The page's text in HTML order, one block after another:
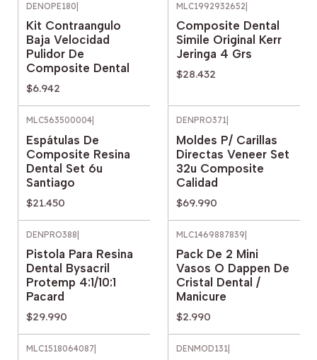
DENOPE180
Kit Contraangulo
Baja Velocidad
Pulidor De
Composite Dental
$6.942
MLC1992932652
Composite Dental
Simile Original Kerr
Jeringa 4 Grs
$28.432
MLC563500004
Espátulas De
Composite Resina
Dental Set 6u
Santiago
$21.450
DENPRO371
Moldes P/ Carillas
Directas Veneer Set
32u Composite
Calidad
$69.990
DENPRO388
Pistola Para Resina
Dental Bysacril
Protemp 4:1/10:1
Pacard
$29.990
MLC1469887839
Pack De 2 Mini
Vasos O Dappen De
Cristal Dental /
Manicure
$2.990
MLC1518064087 DENMOD131